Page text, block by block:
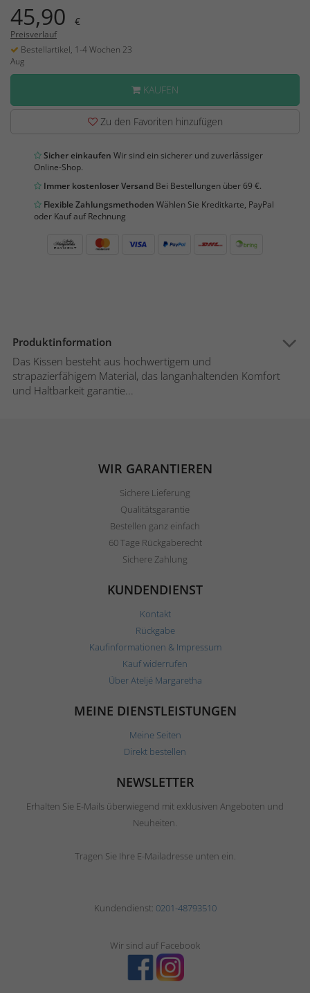
45,90 €
Preisverlauf
Bestellartikel, 1-4 Wochen 23
Aug
KAUFEN
Zu den Favoriten hinzufügen
Sicher einkaufen Wir sind ein sicherer und zuverlässiger
Online-Shop.
Immer kostenloser Versand Bei Bestellungen über 69 €.
Flexible Zahlungsmethoden Wählen Sie Kreditkarte, PayPal
oder Kauf auf Rechnung
Produktinformation
Das Kissen besteht aus hochwertigem und
strapazierfähigem Material, das langanhaltenden Komfort
und Haltbarkeit garantie...
WIR GARANTIEREN
Sichere Lieferung
Qualitätsgarantie
Bestellen ganz einfach
60 Tage Rückgaberecht
Sichere Zahlung
KUNDENDIENST
Kontakt
Rückgabe
Kaufinformationen & Impressum
Kauf widerrufen
Über Ateljé Margaretha
MEINE DIENSTLEISTUNGEN
Meine Seiten
Direkt bestellen
NEWSLETTER
Erhalten Sie E-Mails überwiegend mit exklusiven Angeboten und
Neuheiten.
Tragen Sie Ihre E-Mailadresse unten ein.
Kundendienst: 0201-48793510
Wir sind auf Facebook